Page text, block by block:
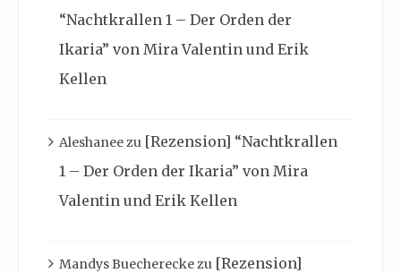
“Nachtkrallen 1 – Der Orden der
Ikaria” von Mira Valentin und Erik
Kellen
Aleshaneezu [Rezension] “Nachtkrallen
1 – Der Orden der Ikaria” von Mira
Valentin und Erik Kellen
Mandys Buechereckezu [Rezension]